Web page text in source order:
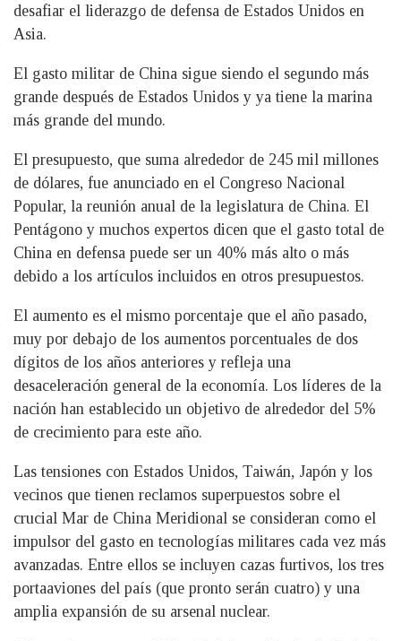
desafiar el liderazgo de defensa de Estados Unidos en
Asia.
El gasto militar de China sigue siendo el segundo más
grande después de Estados Unidos y ya tiene la marina
más grande del mundo.
El presupuesto, que suma alrededor de 245 mil millones
de dólares, fue anunciado en el Congreso Nacional
Popular, la reunión anual de la legislatura de China. El
Pentágono y muchos expertos dicen que el gasto total de
China en defensa puede ser un 40% más alto o más
debido a los artículos incluidos en otros presupuestos.
El aumento es el mismo porcentaje que el año pasado,
muy por debajo de los aumentos porcentuales de dos
dígitos de los años anteriores y refleja una
desaceleración general de la economía. Los líderes de la
nación han establecido un objetivo de alrededor del 5%
de crecimiento para este año.
Las tensiones con Estados Unidos, Taiwán, Japón y los
vecinos que tienen reclamos superpuestos sobre el
crucial Mar de China Meridional se consideran como el
impulsor del gasto en tecnologías militares cada vez más
avanzadas. Entre ellos se incluyen cazas furtivos, los tres
portaaviones del país (que pronto serán cuatro) y una
amplia expansión de su arsenal nuclear.